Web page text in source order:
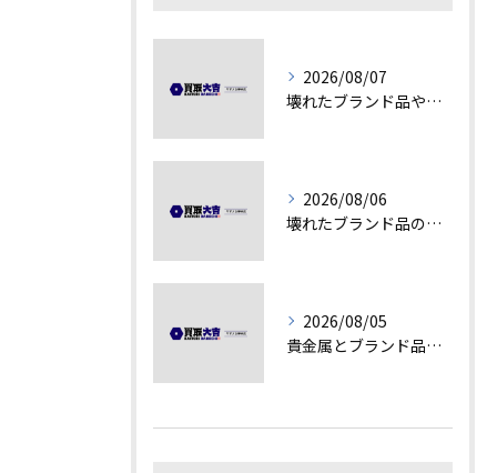
2026/08/07
壊れたブランド品や古物の価値を見極める秘訣
2026/08/06
壊れたブランド品の価値を見極める技術とは
2026/08/05
貴金属とブランド品の価値変動を見極める方法